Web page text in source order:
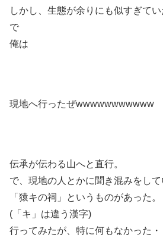
しかし、生態が余りにも似すぎてい
で
俺は
現地へ行ったぜwwwwwwwwwww
伝承が伝わる山へと直行。
で、現地の人とかに聞き混みをして
「猿キの祠」というものがあった。
(「キ」は違う漢字)
行ってみたが、特に何もなかった・